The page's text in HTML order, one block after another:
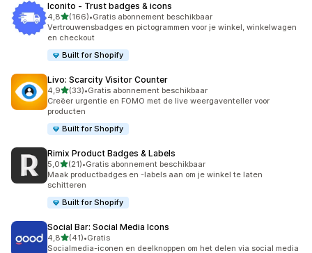
Iconito ‑ Trust badges & icons
4,8van 5 sterren
(166)
166 recensies in totaal
•Gratis abonnement beschikbaar
Vertrouwensbadges en pictogrammen voor je winkel, winkelwagen
en checkout
Built for Shopify
Livo: Scarcity Visitor Counter
4,9van 5 sterren
(33)
33 recensies in totaal
•Gratis abonnement beschikbaar
Creëer urgentie en FOMO met de live weergaventeller voor
producten
Built for Shopify
Rimix Product Badges & Labels
5,0van 5 sterren
(21)
21 recensies in totaal
•Gratis abonnement beschikbaar
Maak productbadges en -labels aan om je winkel te laten
schitteren
Built for Shopify
Social Bar: Social Media Icons
4,8van 5 sterren
(41)
41 recensies in totaal
•Gratis
Socialmedia-iconen en deelknoppen om het delen via social media